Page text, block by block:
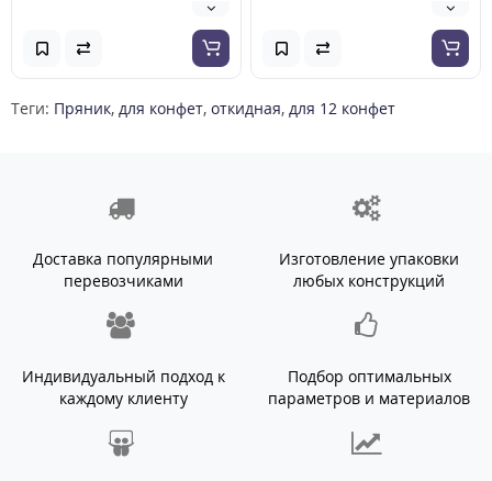
Теги: Пряник, для конфет, откидная, для 12 конфет
Доставка популярными
перевозчиками
Изготовление упаковки
любых конструкций
Индивидуальный подход к
каждому клиенту
Подбор оптимальных
параметров и материалов